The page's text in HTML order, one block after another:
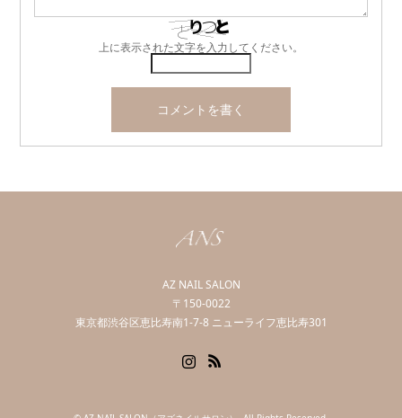
上に表示された文字を入力してください。
AZ NAIL SALON
〒150-0022
東京都渋谷区恵比寿南1-7-8 ニューライフ恵比寿301